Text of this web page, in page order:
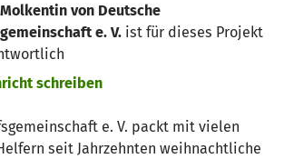
von Deutsche
e. V. ist für dieses Projekt
schreiben
e. V. packt mit vielen
seit Jahrzehnten weihnachtliche